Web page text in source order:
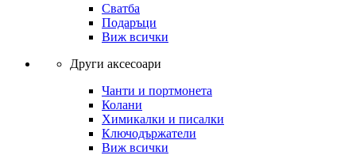
Сватба
Подаръци
Виж всички
Други аксесоари
Чанти и портмонета
Колани
Химикалки и писалки
Ключодържатели
Виж всички